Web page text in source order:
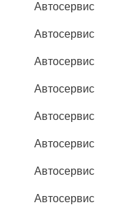
Автосервис
Автосервис
Автосервис
Автосервис
Автосервис
Автосервис
Автосервис
Автосервис